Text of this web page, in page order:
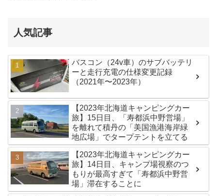
人気記事
バスコン（24v車）のサブバッテリ
ーと走行充電の仕様変更記録
（2021年〜2023年）
【2023年北海道キャンピングカー
旅】15日目、「寿都浜中野営場」
を離れて積丹の「美国漁港海岸緑
地広場」でタープテントを立てる
【2023年北海道キャンピングカー
旅】14日目、キャンプ場視察のつ
もりが最高すぎて「寿都浜中野営
場」滞在することに